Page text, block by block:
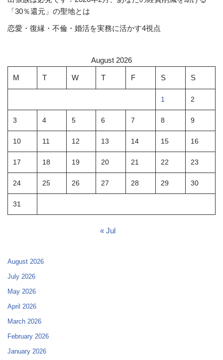
「30％還元」の聖地とは
恋愛・復縁・不倫・婚活を実務に活かす4視点
August 2026
M T W T F S S
1 2
3 4 5 6 7 8 9
10 11 12 13 14 15 16
17 18 19 20 21 22 23
24 25 26 27 28 29 30
31
« Jul
August 2026
July 2026
May 2026
April 2026
March 2026
February 2026
January 2026